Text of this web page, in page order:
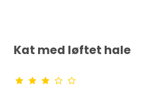
Kat med løftet hale